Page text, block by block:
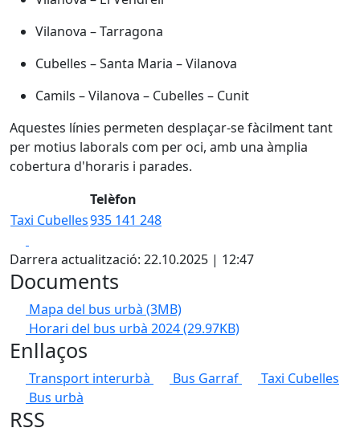
Vilanova – Tarragona
Cubelles – Santa Maria – Vilanova
Camils – Vilanova – Cubelles – Cunit
Aquestes línies permeten desplaçar-se fàcilment tant
per motius laborals com per oci, amb una àmplia
cobertura d'horaris i parades.
Telèfon
Taxi Cubelles935 141 248
Darrera actualització: 22.10.2025 | 12:47
Documents
Mapa del bus urbà (3MB)
Horari del bus urbà 2024(29.97KB)
Enllaços
Transport interurbà Bus Garraf
Taxi Cubelles
Bus urbà
RSS